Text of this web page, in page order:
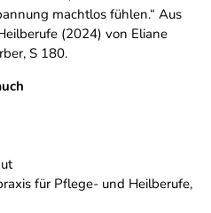
machtlos fühlen.“ Aus
(2024) von Eliane
S 180.
für Pflege- und Heilberufe,